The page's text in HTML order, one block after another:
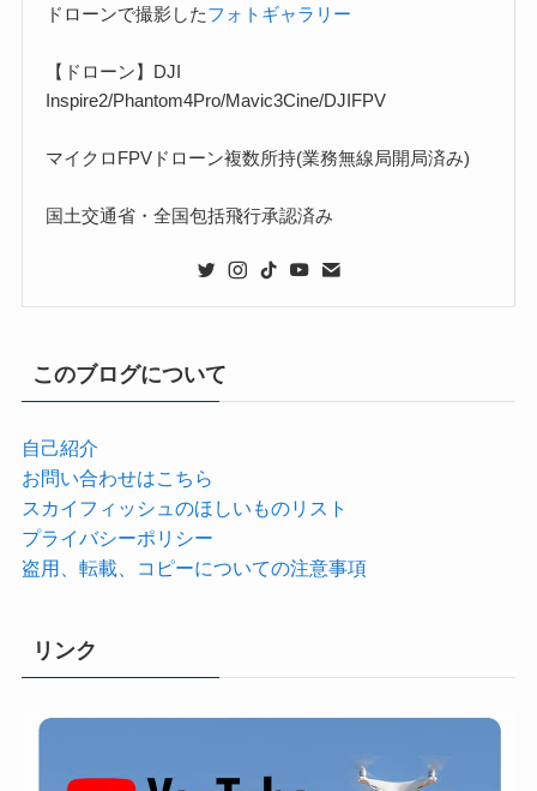
ドローンで撮影したフォトギャラリー
【ドローン】DJI
Inspire2/Phantom4Pro/Mavic3Cine/DJIFPV
マイクロFPVドローン複数所持(業務無線局開局済み)
国土交通省・全国包括飛行承認済み
このブログについて
自己紹介
お問い合わせはこちら
スカイフィッシュのほしいものリスト
プライバシーポリシー
盗用、転載、コピーについての注意事項
リンク